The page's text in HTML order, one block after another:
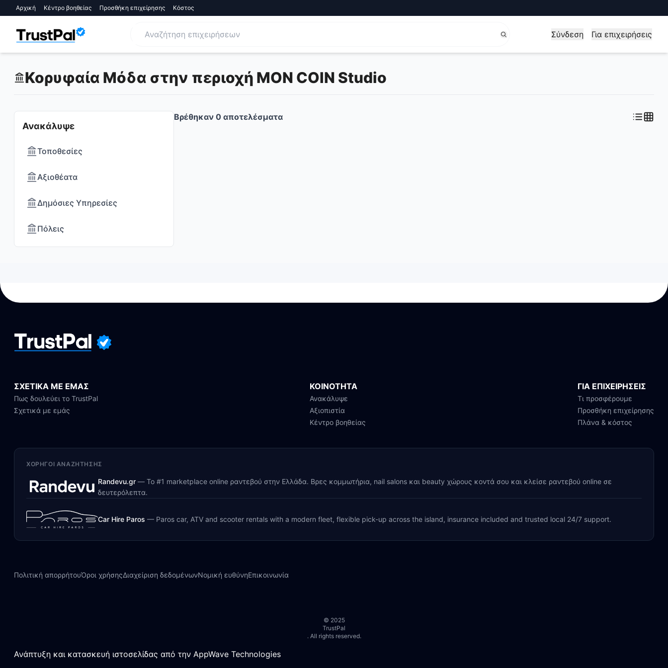
Αρχική Κέντρο βοηθείας Προσθήκη επιχείρησης Κόστος
Σύνδεση Για επιχειρήσεις
Κορυφαία Μόδα στην περιοχή MON COIN Studio
Ανακάλυψε
Τοποθεσίες
Αξιοθέατα
Δημόσιες Υπηρεσίες
Πόλεις
Βρέθηκαν 0 αποτελέσματα
ΣΧΕΤΙΚΑ ΜΕ ΕΜΑΣ
Πως δουλεύει το TrustPal
Σχετικά με εμάς
ΚΟΙΝΟΤΗΤΑ
Ανακάλυψε
Αξιοπιστία
Κέντρο βοηθείας
ΓΙΑ ΕΠΙΧΕΙΡΗΣΕΙΣ
Τι προσφέρουμε
Προσθήκη επιχείρησης
Πλάνα & κόστος
ΧΟΡΗΓΟΊ ΑΝΑΖΉΤΗΣΗΣ
Randevu.gr — Το #1 marketplace online ραντεβού στην Ελλάδα. Βρες κομμωτήρια, nail salons και beauty χώρους κοντά σου και κλείσε ραντεβού online σε
δευτερόλεπτα.
Car Hire Paros — Paros car, ATV and scooter rentals with a modern fleet, flexible pick-up across the island, insurance included and trusted local 24/7 support.
Πολιτική απορρήτουΌροι χρήσηςΔιαχείριση δεδομένωνΝομική ευθύνηΕπικοινωνία
© 2025
TrustPal
. All rights reserved.
Ανάπτυξη και κατασκευή ιστοσελίδας από την AppWave Technologies